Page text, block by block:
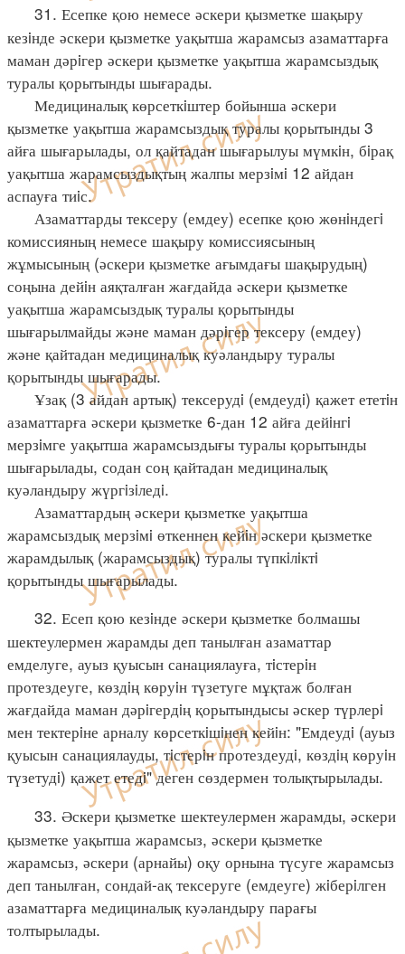
31. Есепке қою немесе әскери қызметке шақыру
кезiнде әскери қызметке уақытша жарамсыз азаматтарға
маман дәрiгер әскери қызметке уақытша жарамсыздық
туралы қорытынды шығарады.
Медициналық көрсеткiштер бойынша әскери
қызметке уақытша жарамсыздық туралы қорытынды 3
айға шығарылады, ол қайтадан шығарылуы мүмкiн, бiрақ
уақытша жарамсыздықтың жалпы мерзiмi 12 айдан
аспауға тиiс.
Азаматтарды тексеру (емдеу) есепке қою жөнiндегi
комиссияның немесе шақыру комиссиясының
жұмысының (әскери қызметке ағымдағы шақырудың)
соңына дейiн аяқталған жағдайда әскери қызметке
уақытша жарамсыздық туралы қорытынды
шығарылмайды және маман дәрiгер тексеру (емдеу)
және қайтадан медициналық куәландыру туралы
қорытынды шығарады.
Ұзақ (3 айдан артық) тексерудi (емдеудi) қажет ететiн
азаматтарға әскери қызметке 6-дан 12 айға дейiнгi
мерзiмге уақытша жарамсыздығы туралы қорытынды
шығарылады, содан соң қайтадан медициналық
куәландыру жүргiзiледi.
Азаматтардың әскери қызметке уақытша
жарамсыздық мерзiмi өткеннен кейiн әскери қызметке
жарамдылық (жарамсыздық) туралы түпкiлiктi
қорытынды шығарылады.
32. Есеп қою кезiнде әскери қызметке болмашы
шектеулермен жарамды деп танылған азаматтар
емделуге, ауыз қуысын санациялауға, тiстерiн
протездеуге, көздiң көруiн түзетуге мұқтаж болған
жағдайда маман дәрiгердiң қорытындысы әскер түрлерi
мен тектерiне арналу көрсеткiшiнен кейiн: "Емдеудi (ауыз
қуысын санациялауды, тiстерiн протездеудi, көздiң көруiн
түзетудi) қажет етедi" деген сөздермен толықтырылады.
33. Әскери қызметке шектеулермен жарамды, әскери
қызметке уақытша жарамсыз, әскери қызметке
жарамсыз, әскери (арнайы) оқу орнына түсуге жарамсыз
деп танылған, сондай-ақ тексеруге (емдеуге) жiберiлген
азаматтарға медициналық куәландыру парағы
толтырылады.